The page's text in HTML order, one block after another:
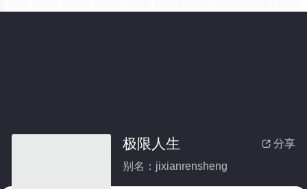
 分享
极限人生
别名：jixianrensheng